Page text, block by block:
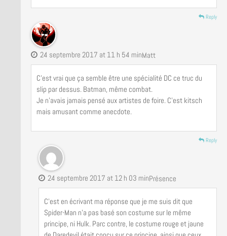
Reply
Matt
24 septembre 2017 at 11 h 54 min
C’est vrai que ça semble être une spécialité DC ce truc du
slip par dessus. Batman, même combat.
Je n’avais jamais pensé aux artistes de foire. C’est kitsch
mais amusant comme anecdote.
Reply
Présence
24 septembre 2017 at 12 h 03 min
C’est en écrivant ma réponse que je me suis dit que
Spider-Man n’a pas basé son costume sur le même
principe, ni Hulk. Parc contre, le costume rouge et jaune